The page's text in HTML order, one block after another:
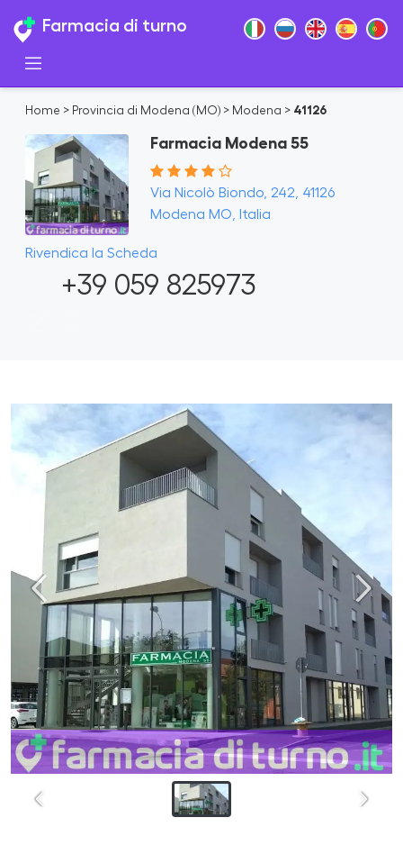
Farmacia di turno
Home > Provincia di Modena (MO) > Modena > 41126
Farmacia Modena 55
Via Nicolò Biondo, 242, 41126
Modena MO, Italia
Rivendica la Scheda
+39 059 825973